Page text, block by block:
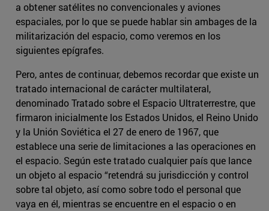
a obtener satélites no convencionales y aviones
espaciales, por lo que se puede hablar sin ambages de la
militarización del espacio, como veremos en los
siguientes epígrafes.
Pero, antes de continuar, debemos recordar que existe un
tratado internacional de carácter multilateral,
denominado Tratado sobre el Espacio Ultraterrestre, que
firmaron inicialmente los Estados Unidos, el Reino Unido
y la Unión Soviética el 27 de enero de 1967, que
establece una serie de limitaciones a las operaciones en
el espacio. Según este tratado cualquier país que lance
un objeto al espacio “retendrá su jurisdicción y control
sobre tal objeto, así como sobre todo el personal que
vaya en él, mientras se encuentre en el espacio o en